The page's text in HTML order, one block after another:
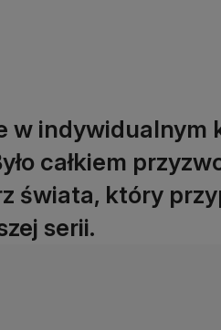
w indywidualnym
całkiem
świata, który
serii.